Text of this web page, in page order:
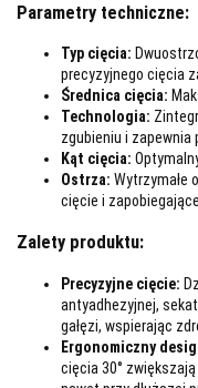
Parametry techniczne:
Typ cięcia:
precyzyjnego cięcia
Średnica cięcia:
Technologia:
zgubieniu i zapewnia
Kąt cięcia:
Ostrza: Wytrzymałe
cięcie i
Zalety produktu:
Precyzyjne cięcie:
antyadhezyjnej,
gałęzi, wspierając
Ergonomiczny
cięcia 30°